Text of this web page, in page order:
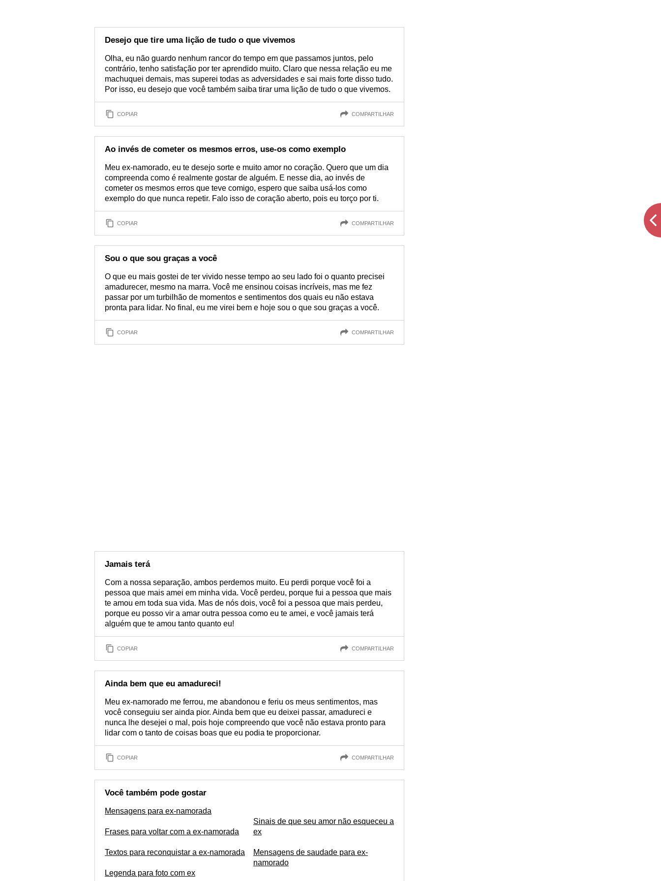
Desejo que tire uma lição de tudo o que vivemos
Olha, eu não guardo nenhum rancor do tempo em que passamos juntos, pelo
contrário, tenho satisfação por ter aprendido muito. Claro que nessa relação eu me
machuquei demais, mas superei todas as adversidades e sai mais forte disso tudo.
Por isso, eu desejo que você também saiba tirar uma lição de tudo o que vivemos.
COPIAR COMPARTILHAR
Ao invés de cometer os mesmos erros, use-os como exemplo
Meu ex-namorado, eu te desejo sorte e muito amor no coração. Quero que um dia
compreenda como é realmente gostar de alguém. E nesse dia, ao invés de
cometer os mesmos erros que teve comigo, espero que saiba usá-los como
exemplo do que nunca repetir. Falo isso de coração aberto, pois eu torço por ti.
COPIAR COMPARTILHAR
Sou o que sou graças a você
O que eu mais gostei de ter vivido nesse tempo ao seu lado foi o quanto precisei
amadurecer, mesmo na marra. Você me ensinou coisas incríveis, mas me fez
passar por um turbilhão de momentos e sentimentos dos quais eu não estava
pronta para lidar. No final, eu me virei bem e hoje sou o que sou graças a você.
COPIAR COMPARTILHAR
Jamais terá
Com a nossa separação, ambos perdemos muito. Eu perdi porque você foi a
pessoa que mais amei em minha vida. Você perdeu, porque fui a pessoa que mais
te amou em toda sua vida. Mas de nós dois, você foi a pessoa que mais perdeu,
porque eu posso vir a amar outra pessoa como eu te amei, e você jamais terá
alguém que te amou tanto quanto eu!
COPIAR COMPARTILHAR
Ainda bem que eu amadureci!
Meu ex-namorado me ferrou, me abandonou e feriu os meus sentimentos, mas
você conseguiu ser ainda pior. Ainda bem que eu deixei passar, amadureci e
nunca lhe desejei o mal, pois hoje compreendo que você não estava pronto para
lidar com o tanto de coisas boas que eu podia te proporcionar.
COPIAR COMPARTILHAR
Você também pode gostar
Mensagens para ex-namorada
Frases para voltar com a ex-namorada
Textos para reconquistar a ex-namorada
Legenda para foto com ex
Sinais de que seu amor não esqueceu a
ex
Mensagens de saudade para ex-
namorado